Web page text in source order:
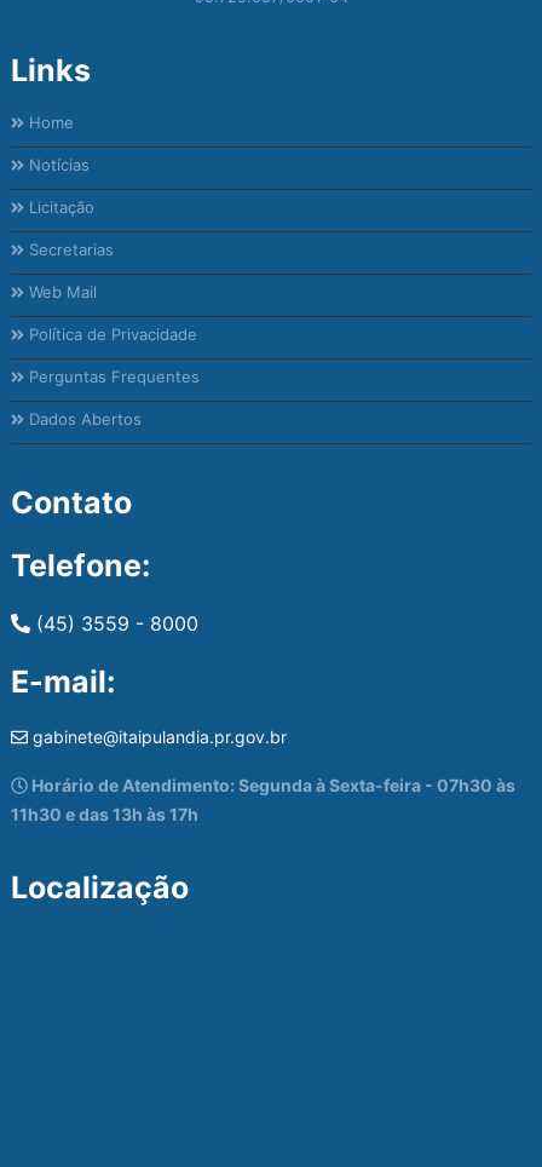
Links
Home
Notícias
Licitação
Secretarias
Web Mail
Política de Privacidade
Perguntas Frequentes
Dados Abertos
Contato
Telefone:
(45) 3559 - 8000
E-mail:
gabinete@itaipulandia.pr.gov.br
Horário de Atendimento: Segunda à Sexta-feira - 07h30 às
11h30 e das 13h às 17h
Localização